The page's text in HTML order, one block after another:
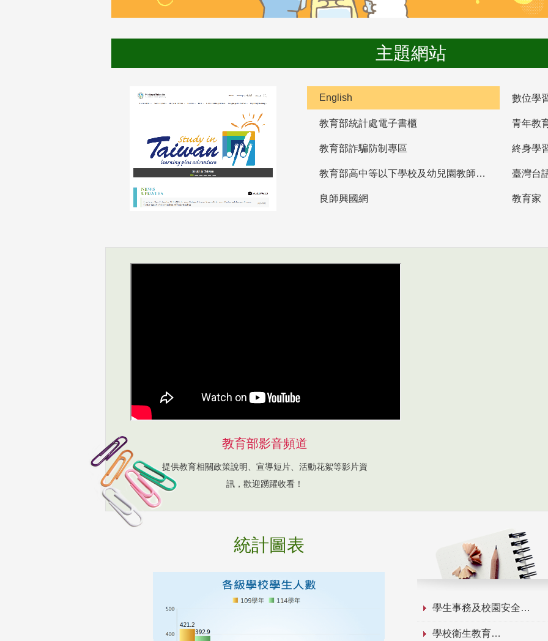
主題網站
English 數位學
教育部統計處電子書櫃 青年教
教育部詐騙防制專區 終身學
教育部高中等以下學校及幼兒園教師資格檢定考試 臺灣台
良師興國網 教育家
教育部影音頻道
提供教育相關政策說明、宣導短片、活動花絮等影片資
訊，歡迎踴躍收看！
統計圖表
學生事務及校園安全
學校衛生教育